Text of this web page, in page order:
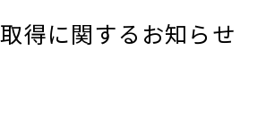
得に関するお知らせ